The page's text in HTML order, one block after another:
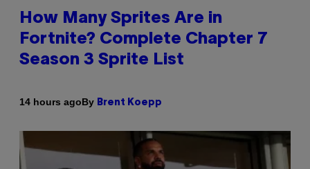
How Many Sprites Are in
Fortnite? Complete Chapter 7
Season 3 Sprite List
14 hours agoBy Brent Koepp